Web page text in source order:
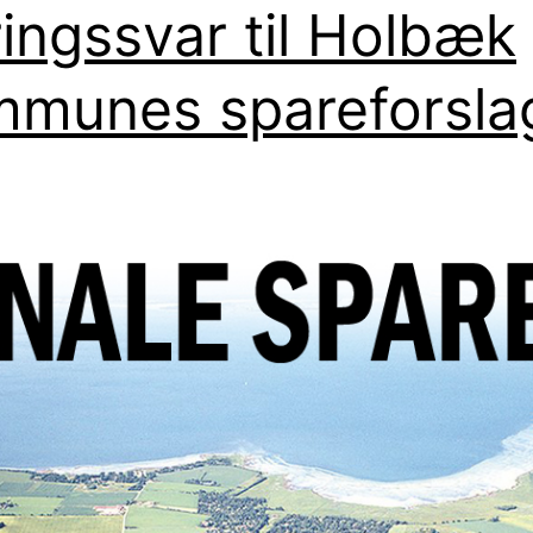
til Holbæk